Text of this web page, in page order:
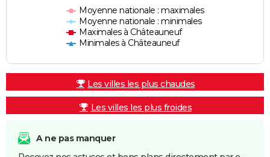
Moyenne nationale : maximales
Moyenne nationale : minimales
Maximales à Châteauneuf
Minimales à Châteauneuf
Les villes les plus chaudes
Les villes les plus froides
A ne pas manquer